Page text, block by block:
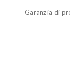
Garanzia di